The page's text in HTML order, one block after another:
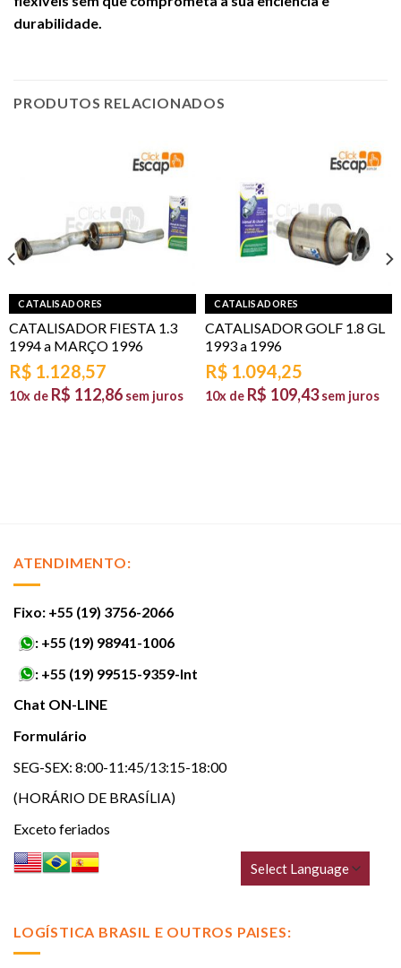
durabilidade.
PRODUTOS RELACIONADOS
CATALISADORES
CATALISADOR FIESTA 1.3
1994 a MARÇO 1996
R$ 1.128,57
10x de R$ 112,86 sem juros
CATALISADORES
CATALISADOR GOLF 1.8 GL
1993 a 1996
R$ 1.094,25
10x de R$ 109,43 sem juros
ATENDIMENTO:
Fixo: +55 (19) 3756-2066
: +55 (19) 98941-1006
: +55 (19) 99515-9359-Int
Chat ON-LINE
Formulário
SEG-SEX: 8:00-11:45/13:15-18:00
(HORÁRIO DE BRASÍLIA)
Exceto feriados
LOGÍSTICA BRASIL E OUTROS PAISES: